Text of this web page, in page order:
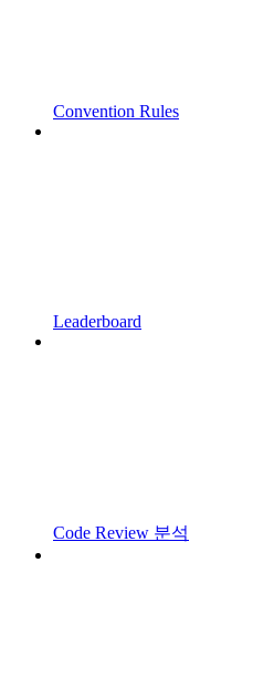
Convention Rules
Leaderboard
Code Review 분석